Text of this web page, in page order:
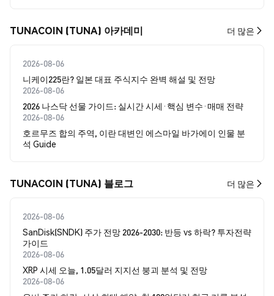
TUNACOIN (TUNA) 아카데미 더 많은
2026-08-06
니케이225란? 일본 대표 주식지수 완벽 해설 및 전망
2026-08-06
2026 나스닥 선물 가이드: 실시간 시세·핵심 변수·매매 전략
2026-08-06
호르무즈 합의 주역, 이란 대변인 에스마일 바가에이 인물 분
석 Guide
TUNACOIN (TUNA) 블로그 더 많은
2026-08-06
SanDisk(SNDK) 주가 전망 2026-2030: 반등 vs 하락? 투자전략
가이드
2026-08-06
XRP 시세 오늘, 1.05달러 지지선 붕괴 분석 및 전망
2026-08-06